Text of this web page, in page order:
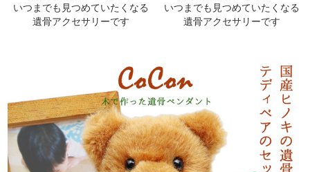
いつまでも見つめていたくなる
遺骨アクセサリーです
いつまでも見つめていたくなる
遺骨アクセサリーです